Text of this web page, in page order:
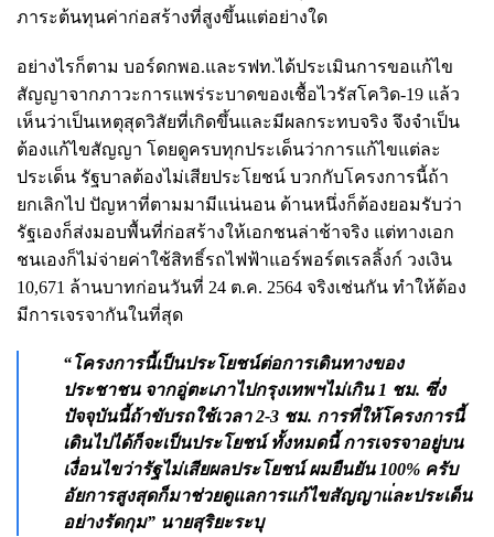
ภาระต้นทุนค่าก่อสร้างที่สูงขึ้นแต่อย่างใด
อย่างไรก็ตาม บอร์ดกพอ.และรฟท.ได้ประเมินการขอแก้ไข
สัญญาจากภาวะการแพร่ระบาดของเชื้อไวรัสโควิด-19 แล้ว
เห็นว่าเป็นเหตุสุดวิสัยที่เกิดขึ้นและมีผลกระทบจริง จึงจำเป็น
ต้องแก้ไขสัญญา โดยดูครบทุกประเด็นว่าการแก้ไขแต่ละ
ประเด็น รัฐบาลต้องไม่เสียประโยชน์ บวกกับโครงการนี้ถ้า
ยกเลิกไป ปัญหาที่ตามมามีแน่นอน ด้านหนึ่งก็ต้องยอมรับว่า
รัฐเองก็ส่งมอบพื้นที่ก่อสร้างให้เอกชนล่าช้าจริง แต่ทางเอก
ชนเองก็ไม่จ่ายค่าใช้สิทธิ์รถไฟฟ้าแอร์พอร์ตเรลลิ้งก์ วงเงิน
10,671 ล้านบาทก่อนวันที่ 24 ต.ค. 2564 จริงเช่นกัน ทำให้ต้อง
มีการเจรจากันในที่สุด
“โครงการนี้เป็นประโยชน์ต่อการเดินทางของ
ประชาชน จากอู่ตะเภาไปกรุงเทพฯไม่เกิน 1 ชม. ซึ่ง
ปัจจุบันนี้ถ้าขับรถใช้เวลา 2-3 ชม. การที่ให้โครงการนี้
เดินไปได้ก็จะเป็นประโยชน์ ทั้งหมดนี้ การเจรจาอยู่บน
เงื่อนไขว่ารัฐไม่เสียผลประโยชน์ ผมยืนยัน 100% ครับ
อัยการสูงสุดก็มาช่วยดูแลการแก้ไขสัญญาแ่ละประเด็น
อย่างรัดกุม” นายสุริยะระบุ